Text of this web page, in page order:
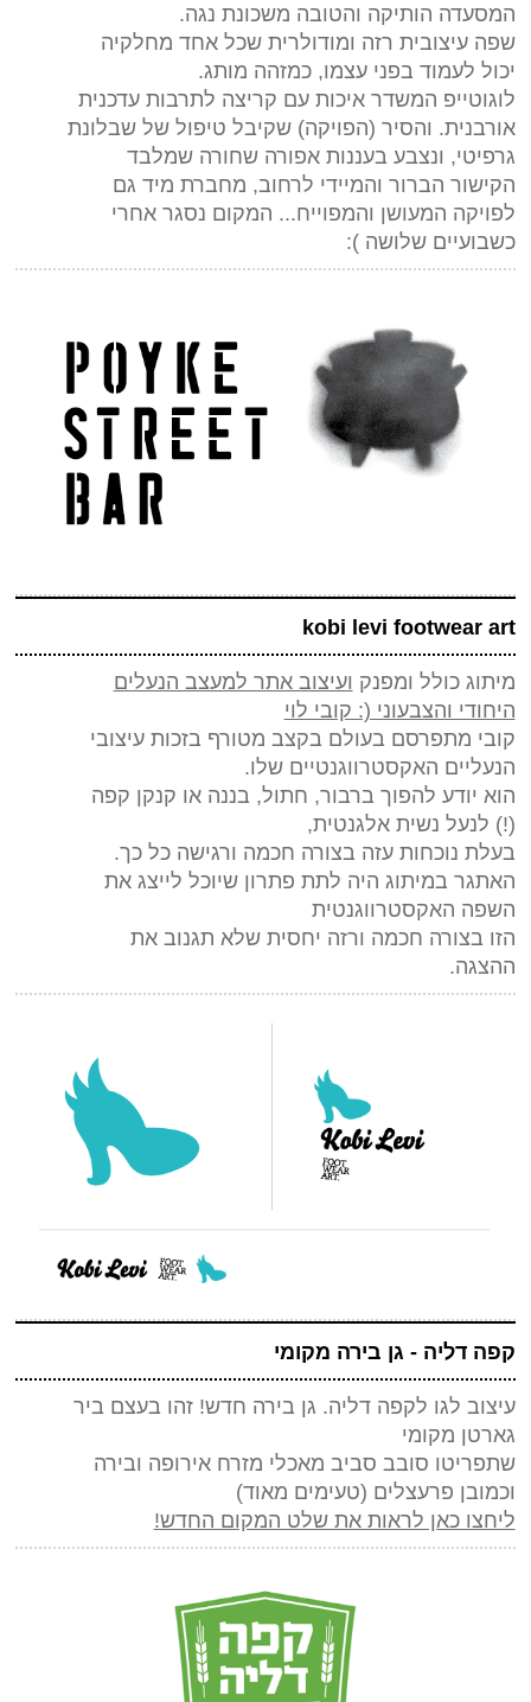
המסעדה הותיקה והטובה משכונת נגה.
שפה עיצובית רזה ומודולרית שכל אחד מחלקיה
יכול לעמוד בפני עצמו, כמזהה מותג.
לוגוטייפ המשדר איכות עם קריצה לתרבות עדכנית
אורבנית. והסיר (הפויקה) שקיבל טיפול של שבלונת
גרפיטי, ונצבע בעננות אפורה שחורה שמלבד
הקישור הברור והמיידי לרחוב, מחברת מיד גם
לפויקה המעושן והמפוייח... המקום נסגר אחרי
כשבועיים שלושה ):
kobi levi footwear art
מיתוג כולל ומפנק ועיצוב אתר למעצב הנעלים
היחודי והצבעוני (: קובי לוי
קובי מתפרסם בעולם בקצב מטורף בזכות עיצובי
הנעליים האקסטרווגנטיים שלו.
הוא יודע להפוך ברבור, חתול, בננה או קנקן קפה
(!) לנעל נשית אלגנטית,
בעלת נוכחות עזה בצורה חכמה ורגישה כל כך.
האתגר במיתוג היה לתת פתרון שיוכל לייצג את
השפה האקסטרווגנטית
הזו בצורה חכמה ורזה יחסית שלא תגנוב את
ההצגה.
קפה דליה - גן בירה מקומי
עיצוב לגו לקפה דליה. גן בירה חדש! זהו בעצם ביר
גארטן מקומי
שתפריטו סובב סביב מאכלי מזרח אירופה ובירה
וכמובן פרעצלים (טעימים מאוד)
ליחצו כאן לראות את שלט המקום החדש!